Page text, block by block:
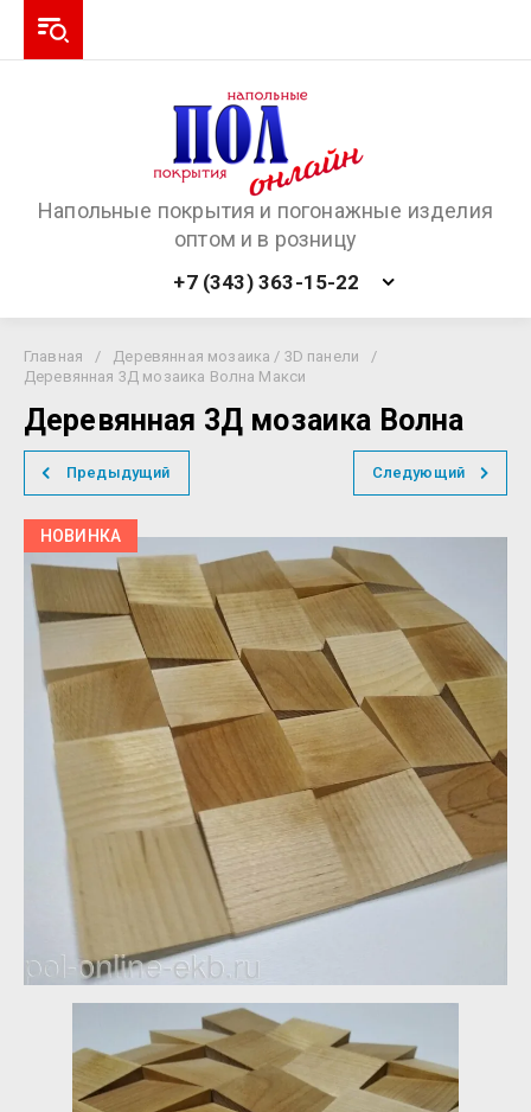
Напольные покрытия и погонажные изделия
оптом и в розницу
+7 (343) 363-15-22
Главная / Деревянная мозаика / 3D панели
/
Деревянная 3Д мозаика Волна Макси
Деревянная 3Д мозаика Волна
Предыдущий Следующий
НОВИНКА